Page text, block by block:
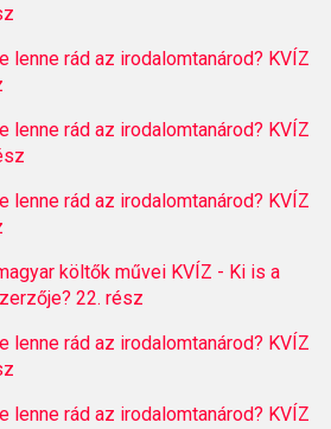
lenne rád az irodalomtanárod? KVÍZ
lenne rád az irodalomtanárod? KVÍZ
lenne rád az irodalomtanárod? KVÍZ
költők művei KVÍZ - Ki is a
22. rész
lenne rád az irodalomtanárod? KVÍZ
lenne rád az irodalomtanárod? KVÍZ